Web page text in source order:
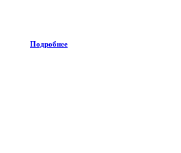
Подробнее